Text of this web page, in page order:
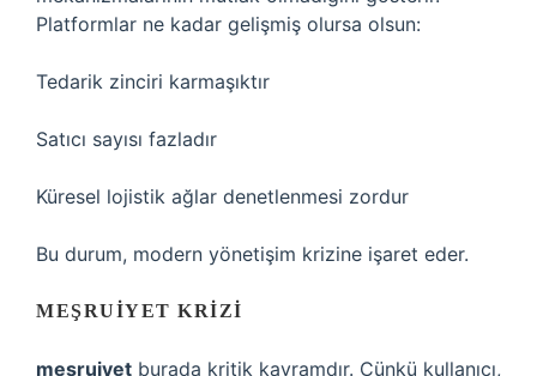
Platformlar ne kadar gelişmiş olursa olsun:
Tedarik zinciri karmaşıktır
Satıcı sayısı fazladır
Küresel lojistik ağlar denetlenmesi zordur
Bu durum, modern yönetişim krizine işaret eder.
MEŞRUIYET KRIZI
meşruiyet burada kritik kavramdır. Çünkü kullanıcı,